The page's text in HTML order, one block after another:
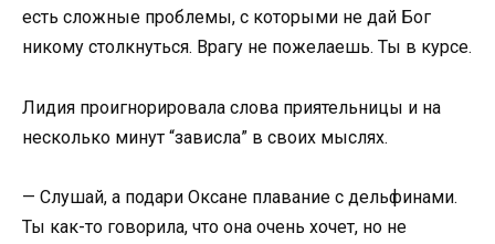
есть сложные проблемы, с которыми не дай Бог
никому столкнуться. Врагу не пожелаешь. Ты в курсе.
Лидия проигнорировала слова приятельницы и на
несколько минут “зависла” в своих мыслях.
— Слушай, а подари Оксане плавание с дельфинами.
Ты как-то говорила, что она очень хочет, но не